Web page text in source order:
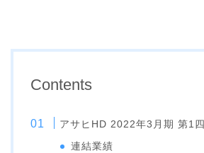
Contents
アサヒHD 2022年3月期 第1
連結業績